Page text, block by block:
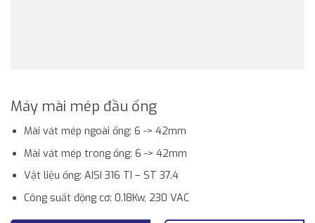
Máy mài mép đầu ống
Mài vát mép ngoài ống: 6 -> 42mm
Mài vát mép trong ống: 6 -> 42mm
Vật liệu ống: AISI 316 TI – ST 37.4
Công suất động cơ: 0.18Kw, 230 VAC